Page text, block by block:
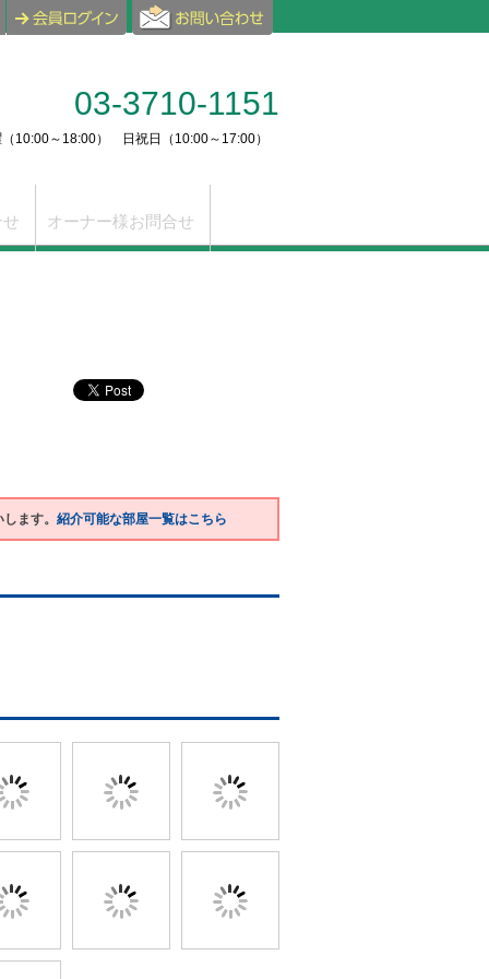
03-3710-1151
10:00～18:00） 日祝日（10:00～17:00）
オーナー様お問合せ
ます。 紹介可能な部屋一覧はこちら